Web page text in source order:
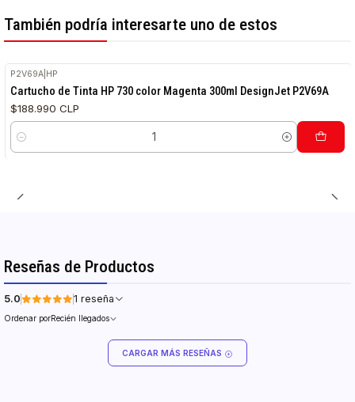
También podría interesarte uno de estos
P2V69A HP
Cartucho de Tinta HP 730 color Magenta 300ml DesignJet P2V69A
$188.990 CLP
Cantidad
Reseñas de Productos
5.0 1 reseña
Ordenar porRecién llegados
CARGAR MÁS RESEÑAS